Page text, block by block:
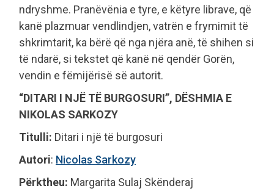
ndryshme. Pranëvënia e tyre, e këtyre librave, që
kanë plazmuar vendlindjen, vatrën e frymimit të
shkrimtarit, ka bërë që nga njëra anë, të shihen si
të ndarë, si tekstet që kanë në qendër Gorën,
vendin e fëmijërisë së autorit.
“DITARI I NJË TË BURGOSURI”, DËSHMIA E
NIKOLAS SARKOZY
Titulli: Ditari i një të burgosuri
Autori: Nicolas Sarkozy
Përktheu: Margarita Sulaj Skënderaj